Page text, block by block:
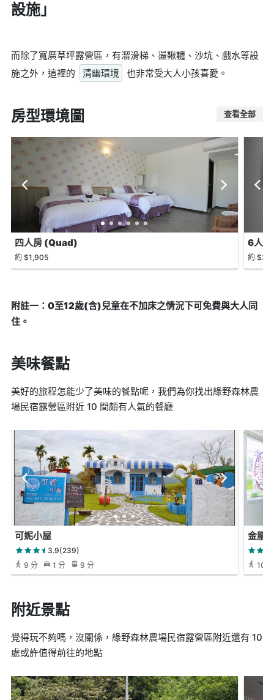
設施」
而除了寬廣草坪露營區，有溜滑梯、盪鞦韆、沙坑、戲水等設
施之外，這裡的
清幽環境 也非常受大人小孩喜愛。
房型環境圖 查看全部
四人房 (Quad)
約 $1,905
6人
約
附註一：0至12歲(含)兒童在不加床之情況下可免費與大人同
住。
美味餐點
美好的旅程怎能少了美味的餐點呢，我們為你找出綠野森林農
場民宿露營區附近 10 間頗有人氣的餐廳
可妮小屋
3.9(239)
9 分
1 分 9 分
金膳
10 分
附近景點
覺得玩不夠嗎，沒關係，綠野森林農場民宿露營區附近還有 10
處或許值得前往的地點